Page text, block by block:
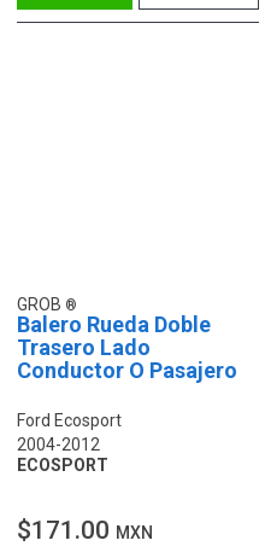
GROB
Balero Rueda Doble
Trasero Lado
Conductor O Pasajero
Ford Ecosport
2004-2012
ECOSPORT
$171.00 MXN